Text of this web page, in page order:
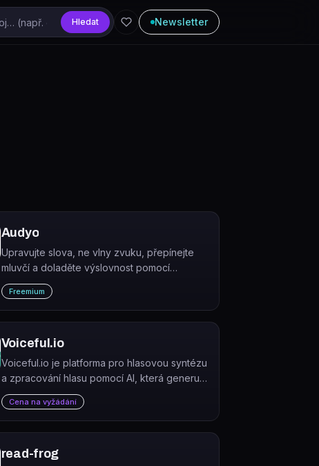
Hledat Newsletter
Audyo
Upravujte slova, ne vlny zvuku, přepínejte
mluvčí a doladěte výslovnost pomocí
fonetiky. Bez mikrofonu, bez studia, jen zvuk
lidské kvality v několika minutách, připravený
ke stažení, nahrání a…
Freemium
Voiceful.io
Voiceful.io je platforma pro hlasovou syntézu
a zpracování hlasu pomocí AI, která generuje
řeč, zpěv a umožňuje transformaci hlasů.
Cena na vyžádání
read-frog